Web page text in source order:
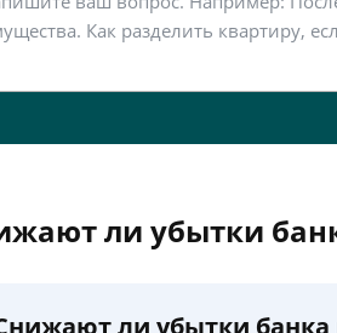
ли убытки
ли убытки банка